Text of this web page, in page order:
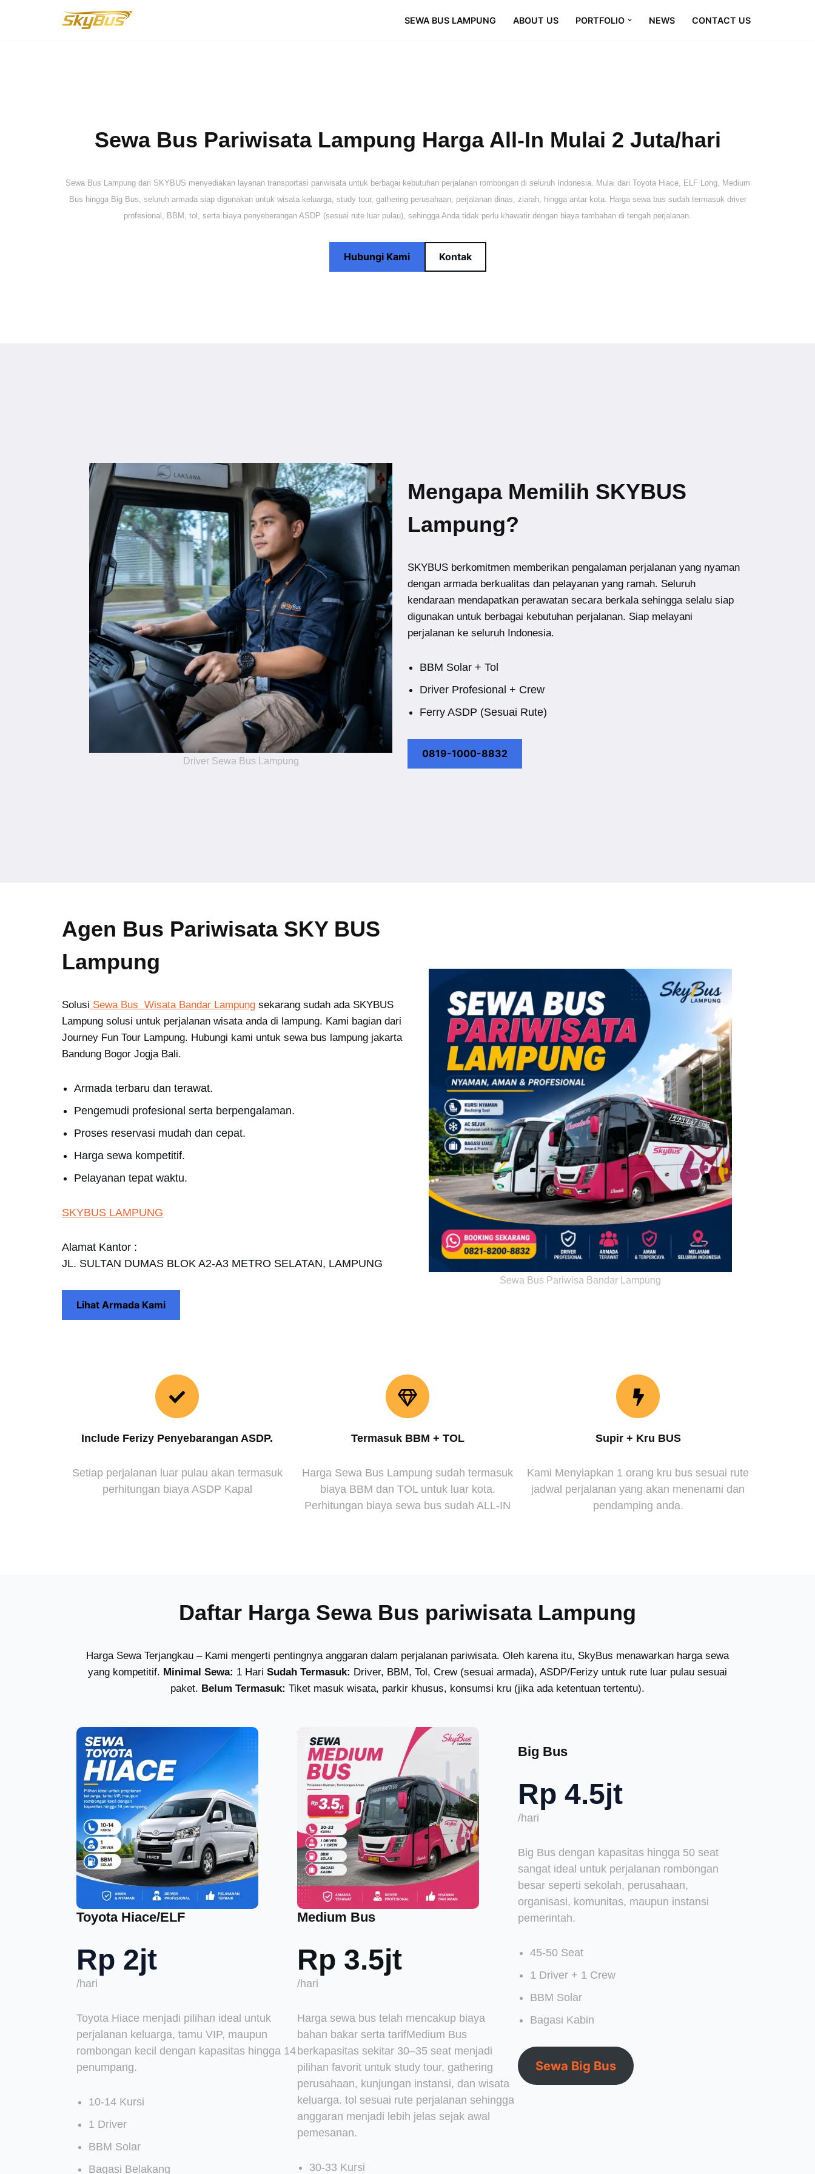
SEWA BUS LAMPUNG ABOUT US PORTFOLIO NEWS CONTACT US
Sewa Bus Pariwisata Lampung Harga All-In Mulai 2 Juta/hari
Sewa Bus Lampung dari SKYBUS menyediakan layanan transportasi pariwisata untuk berbagai kebutuhan perjalanan rombongan di seluruh Indonesia. Mulai dari Toyota Hiace, ELF Long, Medium
Bus hingga Big Bus, seluruh armada siap digunakan untuk wisata keluarga, study tour, gathering perusahaan, perjalanan dinas, ziarah, hingga antar kota. Harga sewa bus sudah termasuk driver
profesional, BBM, tol, serta biaya penyeberangan ASDP (sesuai rute luar pulau), sehingga Anda tidak perlu khawatir dengan biaya tambahan di tengah perjalanan.
Hubungi Kami Kontak
Driver Sewa Bus Lampung
Mengapa Memilih SKYBUS
Lampung?
SKYBUS berkomitmen memberikan pengalaman perjalanan yang nyaman
dengan armada berkualitas dan pelayanan yang ramah. Seluruh
kendaraan mendapatkan perawatan secara berkala sehingga selalu siap
digunakan untuk berbagai kebutuhan perjalanan. Siap melayani
perjalanan ke seluruh Indonesia.
BBM Solar + Tol
Driver Profesional + Crew
Ferry ASDP (Sesuai Rute)
0819-1000-8832
Agen Bus Pariwisata SKY BUS
Lampung
Solusi Sewa Bus Wisata Bandar Lampung sekarang sudah ada SKYBUS
Lampung solusi untuk perjalanan wisata anda di lampung. Kami bagian dari
Journey Fun Tour Lampung. Hubungi kami untuk sewa bus lampung jakarta
Bandung Bogor Jogja Bali.
Armada terbaru dan terawat.
Pengemudi profesional serta berpengalaman.
Proses reservasi mudah dan cepat.
Harga sewa kompetitif.
Pelayanan tepat waktu.
SKYBUS LAMPUNG
Alamat Kantor :
JL. SULTAN DUMAS BLOK A2-A3 METRO SELATAN, LAMPUNG
Lihat Armada Kami
Sewa Bus Pariwisa Bandar Lampung
Include Ferizy Penyebarangan ASDP.
Setiap perjalanan luar pulau akan termasuk
perhitungan biaya ASDP Kapal
Termasuk BBM + TOL
Harga Sewa Bus Lampung sudah termasuk
biaya BBM dan TOL untuk luar kota.
Perhitungan biaya sewa bus sudah ALL-IN
Supir + Kru BUS
Kami Menyiapkan 1 orang kru bus sesuai rute
jadwal perjalanan yang akan menenami dan
pendamping anda.
Daftar Harga Sewa Bus pariwisata Lampung
Harga Sewa Terjangkau – Kami mengerti pentingnya anggaran dalam perjalanan pariwisata. Oleh karena itu, SkyBus menawarkan harga sewa
yang kompetitif. Minimal Sewa: 1 Hari Sudah Termasuk: Driver, BBM, Tol, Crew (sesuai armada), ASDP/Ferizy untuk rute luar pulau sesuai
paket. Belum Termasuk: Tiket masuk wisata, parkir khusus, konsumsi kru (jika ada ketentuan tertentu).
Toyota Hiace/ELF
Rp 2jt
/hari
Toyota Hiace menjadi pilihan ideal untuk
perjalanan keluarga, tamu VIP, maupun
rombongan kecil dengan kapasitas hingga 14
penumpang.
10-14 Kursi
1 Driver
BBM Solar
Bagasi Belakang
Medium Bus
Rp 3.5jt
/hari
Harga sewa bus telah mencakup biaya
bahan bakar serta tarifMedium Bus
berkapasitas sekitar 30–35 seat menjadi
pilihan favorit untuk study tour, gathering
perusahaan, kunjungan instansi, dan wisata
keluarga. tol sesuai rute perjalanan sehingga
anggaran menjadi lebih jelas sejak awal
pemesanan.
30-33 Kursi
Big Bus
Rp 4.5jt
/hari
Big Bus dengan kapasitas hingga 50 seat
sangat ideal untuk perjalanan rombongan
besar seperti sekolah, perusahaan,
organisasi, komunitas, maupun instansi
pemerintah.
45-50 Seat
1 Driver + 1 Crew
BBM Solar
Bagasi Kabin
Sewa Big Bus